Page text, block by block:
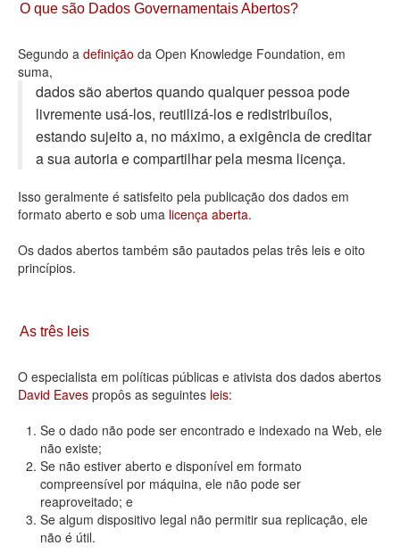
Dados Governamentais Abertos
Planejamento
Catálogo de dados
Processo Legislativo
Deputados Estaduais
Administração
Legislação
Agenda
Contato
O que são Dados Governamentais Abertos?
Segundo a definição da Open Knowledge Foundation, em
suma,
dados são abertos quando qualquer pessoa pode
livremente usá-los, reutilizá-los e redistribuí­los,
estando sujeito a, no máximo, a exigência de creditar
a sua autoria e compartilhar pela mesma licença.
Isso geralmente é satisfeito pela publicação dos dados em
formato aberto e sob uma licença aberta.
Os dados abertos também são pautados pelas três leis e oito
princípios.
As três leis
O especialista em políticas públicas e ativista dos dados abertos
David Eaves propôs as seguintes leis:
Se o dado não pode ser encontrado e indexado na Web, ele
não existe;
Se não estiver aberto e disponível em formato
compreensível por máquina, ele não pode ser
reaproveitado; e
Se algum dispositivo legal não permitir sua replicação, ele
não é útil.